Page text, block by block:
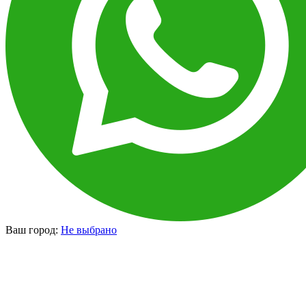
Ваш город: Не выбрано